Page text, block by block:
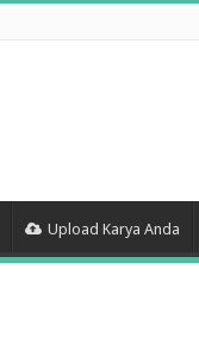
Upload Karya Anda